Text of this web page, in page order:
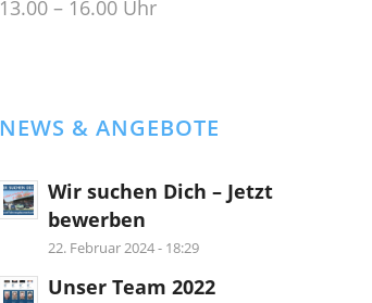
13.00 – 16.00 Uhr
NEWS & ANGEBOTE
Wir suchen Dich – Jetzt
bewerben
22. Februar 2024 - 18:29
Unser Team 2022